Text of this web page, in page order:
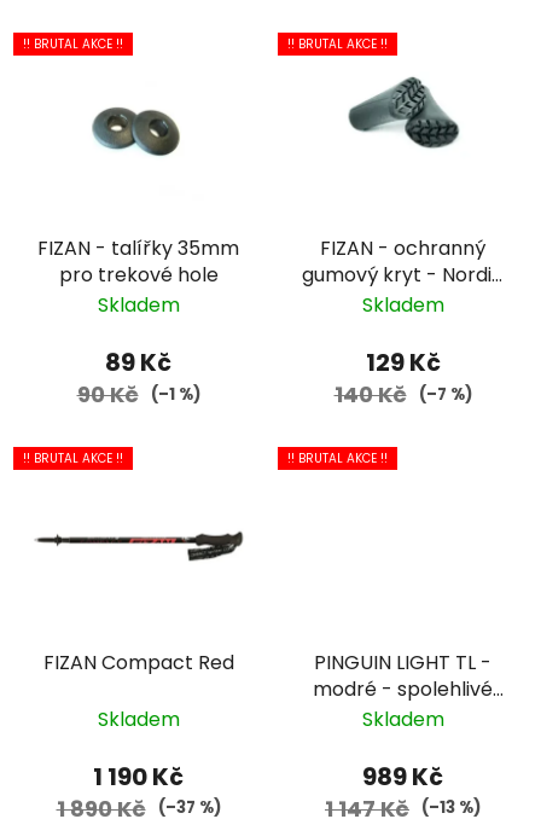
!! BRUTAL AKCE !!
FIZAN - talířky 35mm
pro trekové hole
Skladem
89 Kč
90 Kč (–1 %)
!! BRUTAL AKCE !!
FIZAN - ochranný
gumový kryt - Nordic
Walking
Skladem
129 Kč
140 Kč (–7 %)
!! BRUTAL AKCE !!
FIZAN Compact Red
Skladem
1 190 Kč
1 890 Kč (–37 %)
!! BRUTAL AKCE !!
PINGUIN LIGHT TL -
modré - spolehlivé
trekové hole české
cenu
Skladem
989 Kč
1 147 Kč (–13 %)